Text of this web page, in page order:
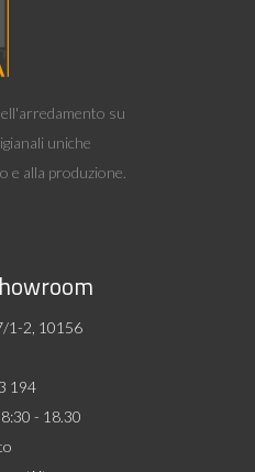
su
uniche
e alla produzione.
1-2, 10156
194
- 18.30